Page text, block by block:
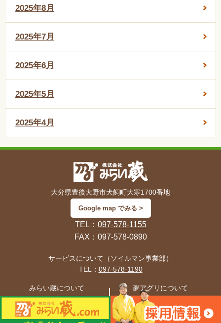
2025年8月
2025年7月
2025年6月
2025年5月
2025年4月
大分県豊後大野市犬飼町大寒1700番地
Google map でみる >
TEL： 097-578-1155
FAX：097-578-0890
サービスについて（ソイルマン事業部）
TEL： 097-578-1190
みらい蔵について
TEL：097-578-1155
夢アグリについて
TEL：097-578-1131